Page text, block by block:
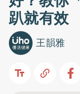
趴就有效
王韻雅